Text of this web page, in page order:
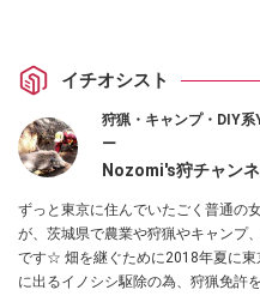
イチオシスト
狩猟・キャンプ・DIY
ー
Nozomi's狩チャン
ずっと東京に住んでいたごく普通の
が、茨城県で農業や狩猟やキャンプ
です☆ 畑を継ぐために2018年夏に
に出るイノシシ駆除の為、狩猟免許